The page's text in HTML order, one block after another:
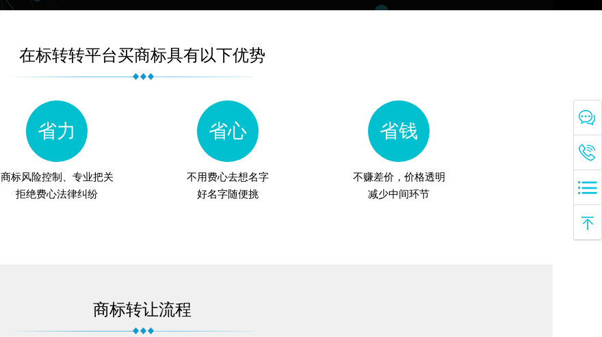
在标转转平台买商标具有以下优势
省力
商标风险控制、专业把关
拒绝费心法律纠纷
省心
不用费心去想名字
好名字随便挑
省钱
不赚差价，价格透明
减少中间环节
商标转让流程